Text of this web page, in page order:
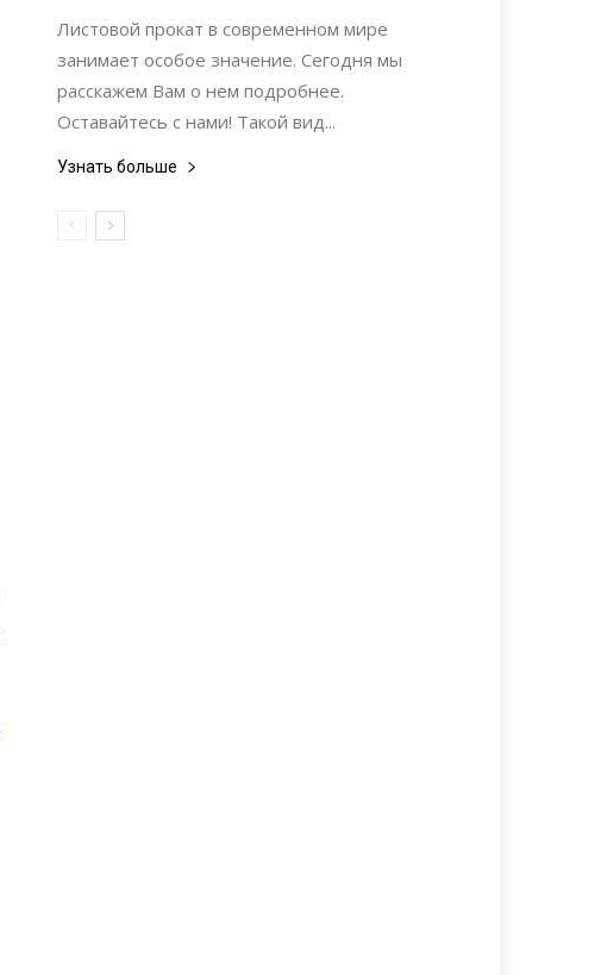
Листовой прокат в современном мире
занимает особое значение. Сегодня мы
расскажем Вам о нем подробнее.
Оставайтесь с нами! Такой вид...
Узнать больше